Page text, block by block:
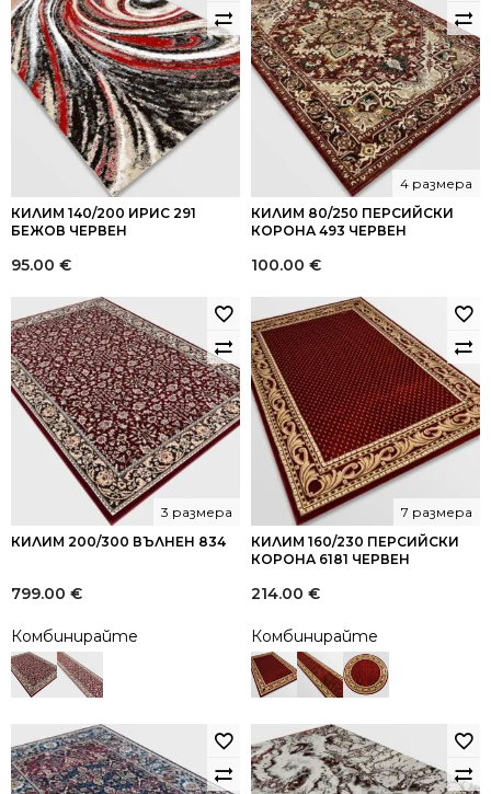
КИЛИМ 140/200 ИРИС 291
БЕЖОВ ЧЕРВЕН
95.00 €
КИЛИМ 80/250 ПЕРСИЙСКИ
КОРОНА 493 ЧЕРВЕН
4 размера
100.00 €
КИЛИМ 200/300 ВЪЛНЕН 834
3 размера
799.00 €
Комбинирайте
КИЛИМ 160/230 ПЕРСИЙСКИ
КОРОНА 6181 ЧЕРВЕН
7 размера
214.00 €
Комбинирайте